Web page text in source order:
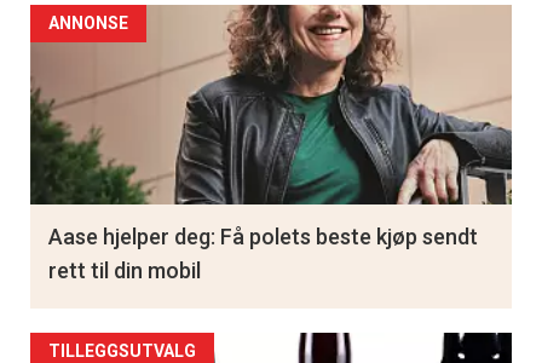
TILLEGGSUTVALG
ANNONSE
Aase hjelper deg: Få polets beste kjøp sendt
rett til din mobil